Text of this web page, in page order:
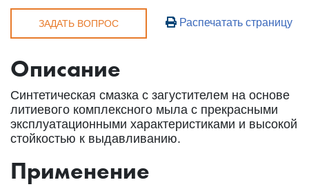
ЗАДАТЬ ВОПРОС Распечатать страницу
Описание
Синтетическая смазка с загустителем на основе
литиевого комплексного мыла с прекрасными
эксплуатационными характеристиками и высокой
стойкостью к выдавливанию.
Применение